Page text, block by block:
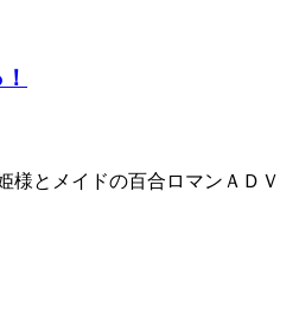
様とメイドの百合ロマンＡＤＶ